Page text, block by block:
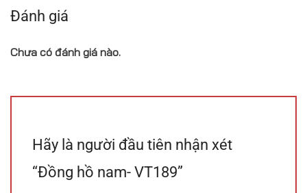
Đánh giá
Chưa có đánh giá nào.
Hãy là người đầu tiên nhận xét
“Đồng hồ nam- VT189”